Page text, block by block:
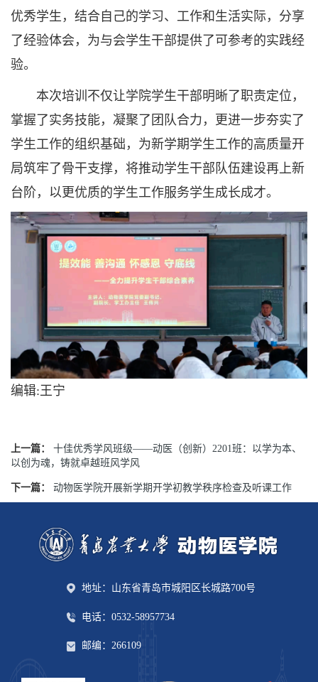
优秀学生，结合自己的学习、工作和生活实际，分享
了经验体会，为与会学生干部提供了可参考的实践经
验。
本次培训不仅让学院学生干部明晰了职责定位，
掌握了实务技能，凝聚了团队合力，更进一步夯实了
学生工作的组织基础，为新学期学生工作的高质量开
局筑牢了骨干支撑，将推动学生干部队伍建设再上新
台阶，以更优质的学生工作服务学生成长成才。
编辑:王宁
上一篇：
十佳优秀学风班级——动医（创新）2201班：以学为本、
以创为魂，铸就卓越班风学风
下一篇： 动物医学院开展新学期开学初教学秩序检查及听课工作
地址：山东省青岛市城阳区长城路700号
电话：0532-58957734
邮编：266109